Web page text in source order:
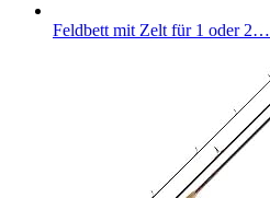
Feldbett mit Zelt für 1 oder 2…